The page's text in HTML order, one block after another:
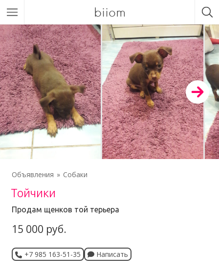
biiom
Объявления Собаки
Тойчики
Продам щенков той терьера
15 000 руб.
+7 985 163-51-35 Написать